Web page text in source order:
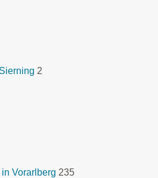
2
Vorarlberg 235